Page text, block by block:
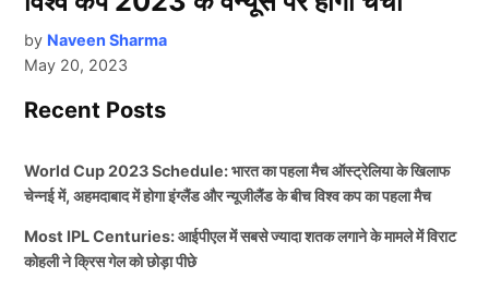
by Naveen Sharma
May 20, 2023
Recent Posts
World Cup 2023 Schedule: भारत का पहला मैच ऑस्ट्रेलिया के खिलाफ
चेन्नई में, अहमदाबाद में होगा इंग्लैंड और न्यूजीलैंड के बीच विश्व कप का पहला मैच
Most IPL Centuries: आईपीएल में सबसे ज्यादा शतक लगाने के मामले में विराट
कोहली ने क्रिस गेल को छोड़ा पीछे